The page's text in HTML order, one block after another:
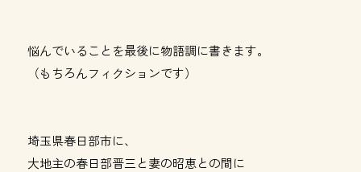
悩んでいることを最後に物語調に書きます。
（もちろんフィクションです）
埼玉県春日部市に、
大地主の春日部晋三と妻の昭恵との間に